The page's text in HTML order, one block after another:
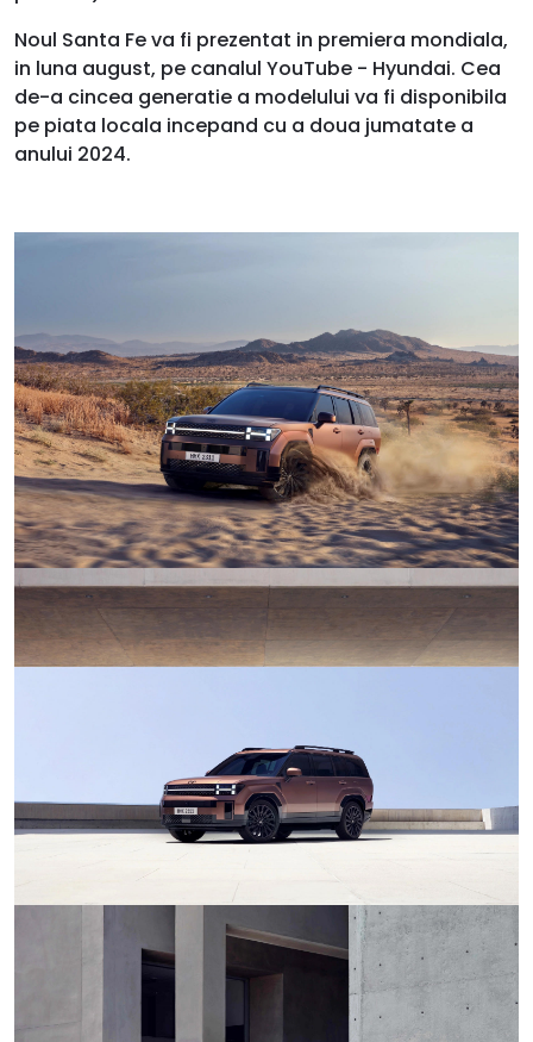
Noul Santa Fe va fi prezentat in premiera mondiala,
in luna august, pe canalul YouTube - Hyundai. Cea
de-a cincea generatie a modelului va fi disponibila
pe piata locala incepand cu a doua jumatate a
anului 2024.